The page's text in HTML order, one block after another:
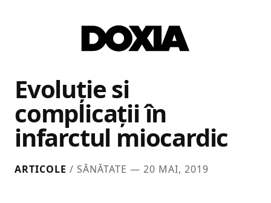
Evoluție si
complicații în
infarctul miocardic
ARTICOLE / SĂNĂTATE — 20 MAI, 2019